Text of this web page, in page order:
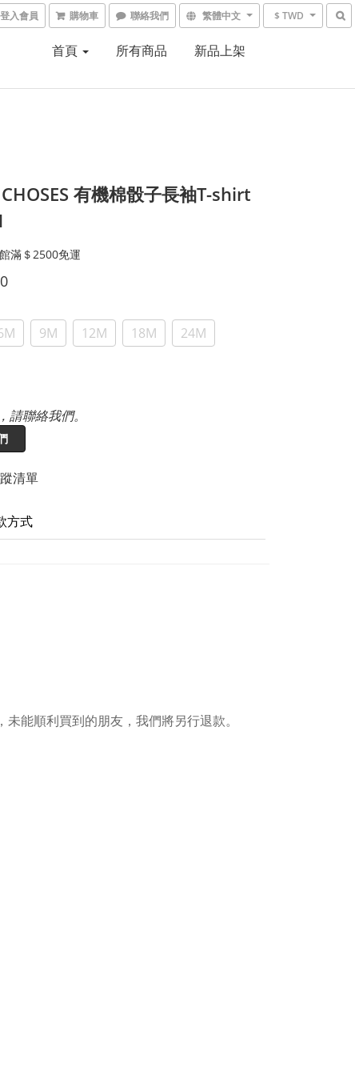
登入會員 購物車 聯絡我們 繁體中文 $ TWD
首頁 所有商品 新品上架
有機棉骰子長袖T-shirt
滿＄2500免運
9M 12M 18M 24M
請聯絡我們。
清單
方式
能順利買到的朋友，我們將另行退款。